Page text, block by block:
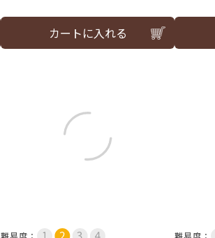
カートに入れる